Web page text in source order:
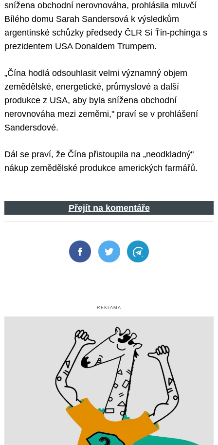
snížena obchodní nerovnováha, prohlásila mluvčí
Bílého domu Sarah Sandersová k výsledkům
argentinské schůzky předsedy ČLR Si Ťin-pchinga s
prezidentem USA Donaldem Trumpem.
„Čína hodlá odsouhlasit velmi významný objem
zemědělské, energetické, průmyslové a další
produkce z USA, aby byla snížena obchodní
nerovnováha mezi zeměmi," praví se v prohlášení
Sandersdové.
Dál se praví, že Čína přistoupila na „neodkladný"
nákup zemědělské produkce amerických farmářů.
Přejít na komentáře
FacebookTwitter Telegram
REKLAMA